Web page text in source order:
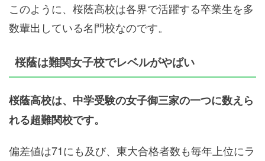
このように、桜蔭高校は各界で活躍する卒業生を多
数輩出している名門校なのです。
桜蔭は難関女子校でレベルがやばい
桜蔭高校は、中学受験の女子御三家の一つに数えら
れる超難関校です。
偏差値は71にも及び、東大合格者数も毎年上位にラ